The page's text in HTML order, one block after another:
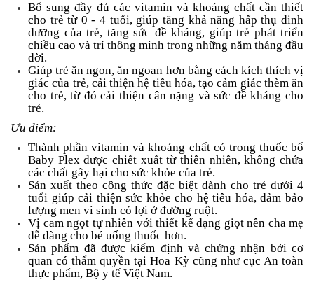
Bổ sung đầy đủ các vitamin và khoáng chất cần thiết
cho trẻ từ 0 - 4 tuổi, giúp tăng khả năng hấp thụ dinh
dưỡng của trẻ, tăng sức đề kháng, giúp trẻ phát triển
chiều cao và trí thông minh trong những năm tháng đầu
đời.
Giúp trẻ ăn ngon, ăn ngoan hơn bằng cách kích thích vị
giác của trẻ, cải thiện hệ tiêu hóa, tạo cảm giác thèm ăn
cho trẻ, từ đó cải thiện cân nặng và sức đề kháng cho
trẻ.
Ưu điểm:
Thành phần vitamin và khoáng chất có trong thuốc bổ
Baby Plex được chiết xuất từ thiên nhiên, không chứa
các chất gây hại cho sức khỏe của trẻ.
Sản xuất theo công thức đặc biệt dành cho trẻ dưới 4
tuổi giúp cải thiện sức khỏe cho hệ tiêu hóa, đảm bảo
lượng men vi sinh có lợi ở đường ruột.
Vị cam ngọt tự nhiên với thiết kế dạng giọt nên cha mẹ
dễ dàng cho bé uống thuốc hơn.
Sản phẩm đã được kiểm định và chứng nhận bởi cơ
quan có thẩm quyền tại Hoa Kỳ cũng như cục An toàn
thực phẩm, Bộ y tế Việt Nam.